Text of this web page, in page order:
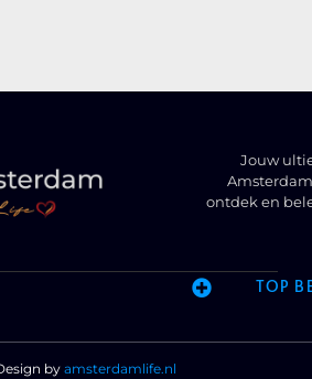
Jouw
ontdek en
TOP
by amsterdamlife.nl